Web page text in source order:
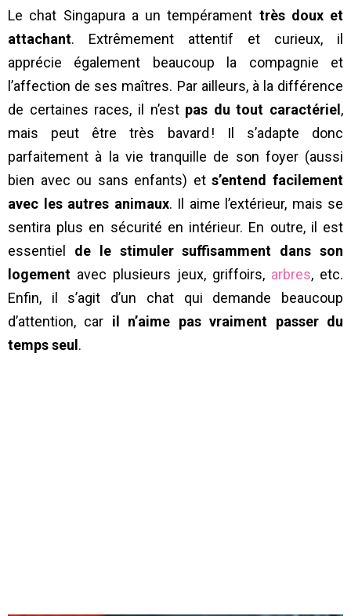
Le chat Singapura a un tempérament très doux et
attachant. Extrêmement attentif et curieux, il
apprécie également beaucoup la compagnie et
l’affection de ses maîtres. Par ailleurs, à la différence
de certaines races, il n’est pas du tout caractériel ,
mais peut être très bavard ! Il s’adapte donc
parfaitement à la vie tranquille de son foyer (aussi
bien avec ou sans enfants) ets’entend facilement
avec les autres animaux. Il aime l’extérieur, mais se
sentira plus en sécurité en intérieur. En outre, il est
essentiel de le stimuler suffisamment dans son
logement avec plusieurs jeux, griffoirs, arbres, etc.
Enfin, il s’agit d’un chat qui demande beaucoup
d’attention, car il n’aime pas vraiment passer du
temps seul .